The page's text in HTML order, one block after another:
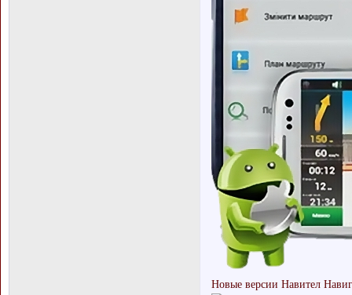
Новые версии Навител